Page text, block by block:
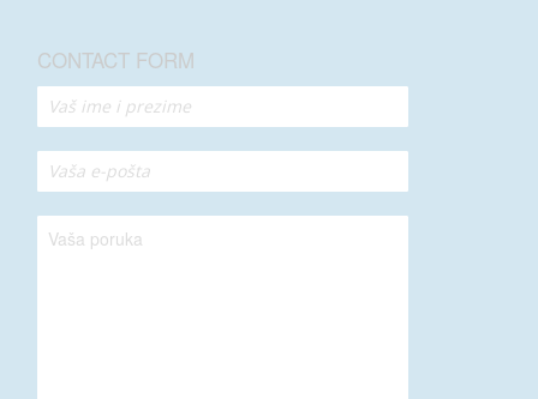
CONTACT FORM